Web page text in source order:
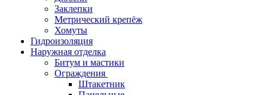
Заклепки
Метрический крепёж
Хомуты
Гидроизоляция
Наружная отделка
Битум и мастики
Ограждения
Штакетник